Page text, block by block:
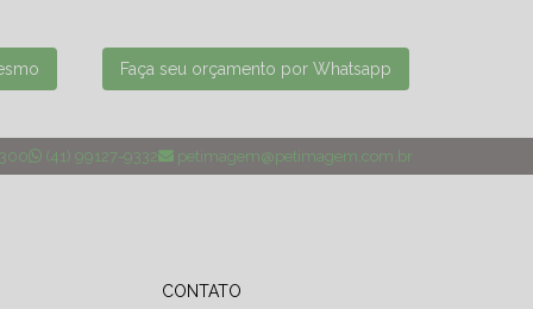
Faça seu orçamento por Whatsapp
(41) 99127-9332 petimagem@petimagem.com.br
CONTATO